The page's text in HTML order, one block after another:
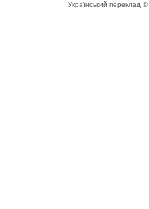
Український переклад